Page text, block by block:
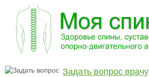
Задать вопрос врачу